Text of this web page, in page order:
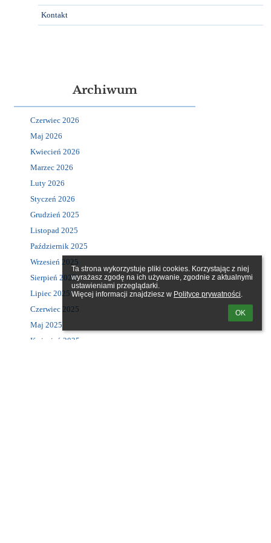
Ta strona wykorzystuje pliki cookies. Korzystając z niej
wyrażasz zgodę na ich używanie, zgodnie z aktualnymi
ustawieniami przeglądarki.
Więcej informacji znajdziesz w Polityce prywatności.
OK
Kontakt
Archiwum
Czerwiec 2026
Maj 2026
Kwiecień 2026
Marzec 2026
Luty 2026
Styczeń 2026
Grudzień 2025
Listopad 2025
Październik 2025
Wrzesień 2025
Sierpień 2025
Lipiec 2025
Czerwiec 2025
Maj 2025
Kwiecień 2025